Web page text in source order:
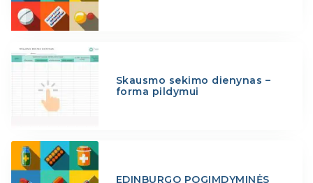
Skausmo sekimo dienynas –
forma pildymui
EDINBURGO POGIMDYMINĖS